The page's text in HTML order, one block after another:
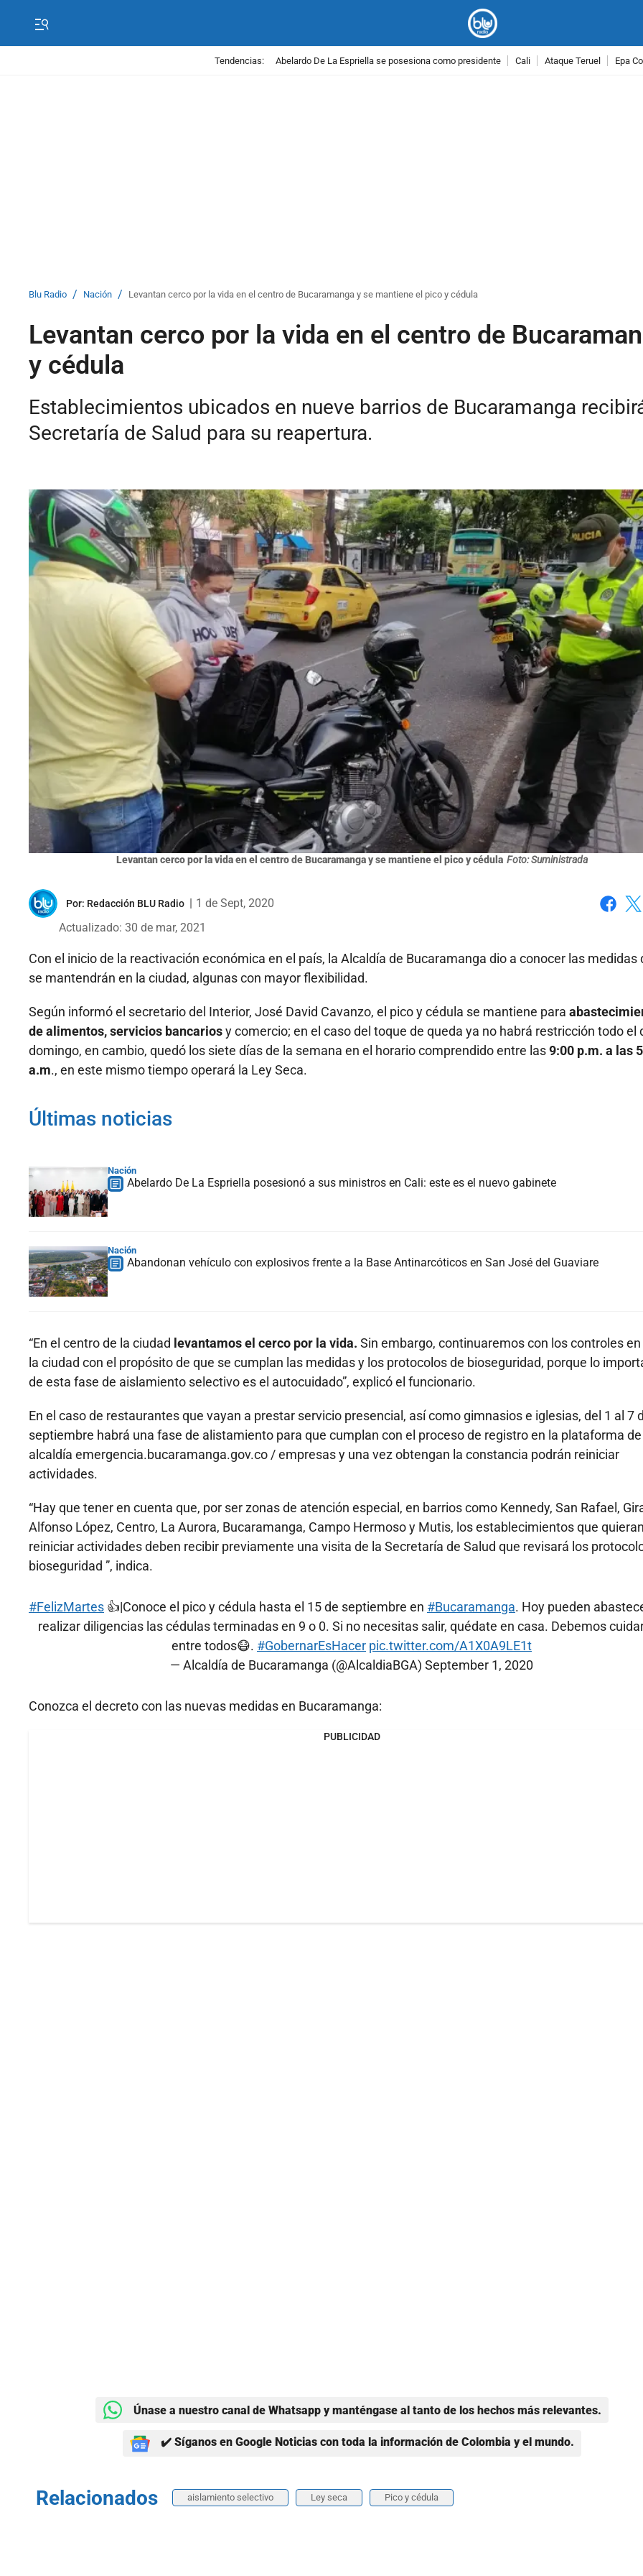
Tendencias: Abelardo De La Espriella se posesiona como presidente Cali Ataque Teruel Epa
Blu Radio / Nación / Levantan cerco por la vida en el centro de Bucaramanga y se mantiene el pico y cédula
Levantan cerco por la vida en el centro de
y cédula
Establecimientos ubicados en nueve barrios de Bucaramanga
Secretaría de Salud para su reapertura.
Levantan cerco por la vida en el centro de Bucaramanga y se mantiene el pico y cédula Foto: Suministrada
Por: Redacción BLU Radio
1 de Sept, 2020
Actualizado: 30 de mar, 2021
Con el inicio de la reactivación económica en el país, la Alcaldía de Bucaramanga dio a conocer las medidas
se mantendrán en la ciudad, algunas con mayor flexibilidad.
Según informó el secretario del Interior, José David Cavanzo, el pico y cédula se mantiene para
de alimentos, servicios bancariosy comercio; en el caso del toque de queda ya no habrá restricción todo el
domingo, en cambio, quedó los siete días de la semana en el horario comprendido entre las9:00 p.m. a las
a.m., en este mismo tiempo operará la Ley Seca.
Últimas noticias
Nación
Abelardo De La Espriella posesionó a sus ministros en Cali: este es el nuevo gabinete
Nación
Abandonan vehículo con explosivos frente a la Base Antinarcóticos en San José del Guaviare
“En el centro de la ciudad levantamos el cerco por la vida. Sin embargo, continuaremos con los controles
la ciudad con el propósito de que se cumplan las medidas y los protocolos de bioseguridad, porque lo
de esta fase de aislamiento selectivo es el autocuidado”, explicó el funcionario.
En el caso de restaurantes que vayan a prestar servicio presencial, así como gimnasios e iglesias, del 1 al 7
septiembre habrá una fase de alistamiento para que cumplan con el proceso de registro en la plataforma
alcaldía emergencia.bucaramanga.gov.co / empresas y una vez obtengan la constancia podrán reiniciar
actividades.
“Hay que tener en cuenta que, por ser zonas de atención especial, en barrios como Kennedy, San Rafael,
Alfonso López, Centro, La Aurora, Bucaramanga, Campo Hermoso y Mutis, los establecimientos que
reiniciar actividades deben recibir previamente una visita de la Secretaría de Salud que revisará los
bioseguridad ”, indica.
#FelizMartes 👍|Conoce el pico y cédula hasta el 15 de septiembre en #Bucaramanga. Hoy pueden
realizar diligencias las cédulas terminadas en 9 o 0. Si no necesitas salir, quédate en casa. Debemos
entre todos😷. #GobernarEsHacer pic.twitter.com/A1X0A9LE1t
— Alcaldía de Bucaramanga (@AlcaldiaBGA) September 1, 2020
Conozca el decreto con las nuevas medidas en Bucaramanga:
PUBLICIDAD
Únase a nuestro canal de Whatsapp y manténgase al tanto de los hechos más relevantes.
✔️ Síganos en Google Noticias con toda la información de Colombia y el mundo.
Relacionados aislamiento selectivo Ley seca Pico y cédula